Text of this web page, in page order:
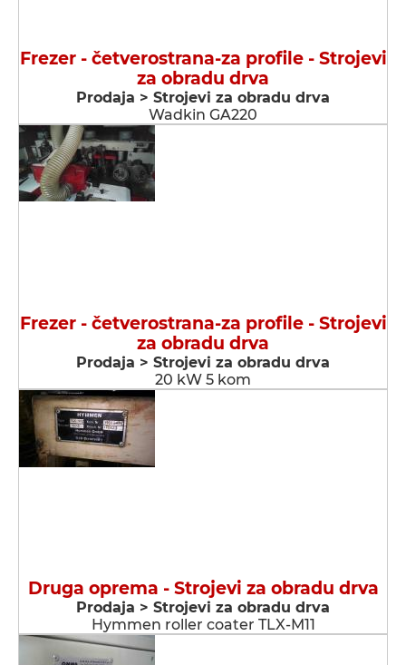
Frezer - četverostrana-za profile - Strojevi
za obradu drva
Prodaja > Strojevi za obradu drva
Wadkin GA220
Frezer - četverostrana-za profile - Strojevi
za obradu drva
Prodaja > Strojevi za obradu drva
20 kW 5 kom
Druga oprema - Strojevi za obradu drva
Prodaja > Strojevi za obradu drva
Hymmen roller coater TLX-M11